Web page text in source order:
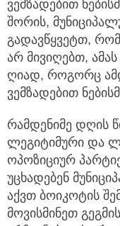
შორის,
გადავწყვეტთ, რომ
არ მივიღებთ,
ღიად, როგორც
ვემზადებით
ლეგიტიმური და
ოპოზიციურ
უცხადებენ
აქვთ ბოიკოტის
მოვისმინეთ
არჩევნები. ეს